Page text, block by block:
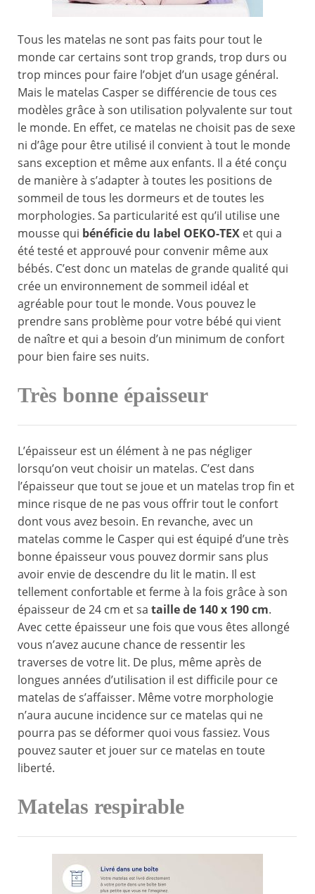
Tous les matelas ne sont pas faits pour tout le
monde car certains sont trop grands, trop durs ou
trop minces pour faire l’objet d’un usage général.
Mais le matelas Casper se différencie de tous ces
modèles grâce à son utilisation polyvalente sur tout
le monde. En effet, ce matelas ne choisit pas de sexe
ni d’âge pour être utilisé il convient à tout le monde
sans exception et même aux enfants. Il a été conçu
de manière à s’adapter à toutes les positions de
sommeil de tous les dormeurs et de toutes les
morphologies. Sa particularité est qu’il utilise une
mousse qui bénéficie du label OEKO-TEX et qui a
été testé et approuvé pour convenir même aux
bébés. C’est donc un matelas de grande qualité qui
crée un environnement de sommeil idéal et
agréable pour tout le monde. Vous pouvez le
prendre sans problème pour votre bébé qui vient
de naître et qui a besoin d’un minimum de confort
pour bien faire ses nuits.
Très bonne épaisseur
L’épaisseur est un élément à ne pas négliger
lorsqu’on veut choisir un matelas. C’est dans
l’épaisseur que tout se joue et un matelas trop fin et
mince risque de ne pas vous offrir tout le confort
dont vous avez besoin. En revanche, avec un
matelas comme le Casper qui est équipé d’une très
bonne épaisseur vous pouvez dormir sans plus
avoir envie de descendre du lit le matin. Il est
tellement confortable et ferme à la fois grâce à son
épaisseur de 24 cm et sa taille de 140 x 190 cm.
Avec cette épaisseur une fois que vous êtes allongé
vous n’avez aucune chance de ressentir les
traverses de votre lit. De plus, même après de
longues années d’utilisation il est difficile pour ce
matelas de s’affaisser. Même votre morphologie
n’aura aucune incidence sur ce matelas qui ne
pourra pas se déformer quoi vous fassiez. Vous
pouvez sauter et jouer sur ce matelas en toute
liberté.
Matelas respirable